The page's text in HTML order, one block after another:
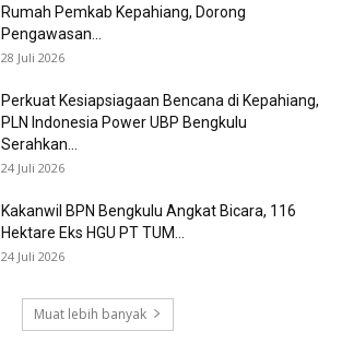
Rumah Pemkab Kepahiang, Dorong
Pengawasan...
28 Juli 2026
Perkuat Kesiapsiagaan Bencana di Kepahiang,
PLN Indonesia Power UBP Bengkulu
Serahkan...
24 Juli 2026
Kakanwil BPN Bengkulu Angkat Bicara, 116
Hektare Eks HGU PT TUM...
24 Juli 2026
Muat lebih banyak